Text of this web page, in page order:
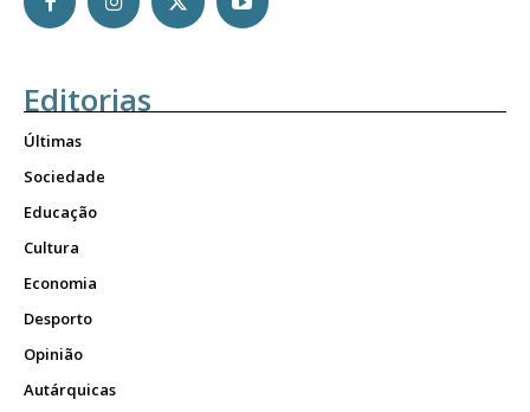
Editorias
Últimas
Sociedade
Educação
Cultura
Economia
Desporto
Opinião
Autárquicas